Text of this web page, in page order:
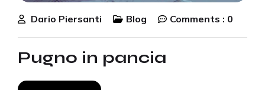
Dario Piersanti Blog Comments : 0
Pugno in pancia